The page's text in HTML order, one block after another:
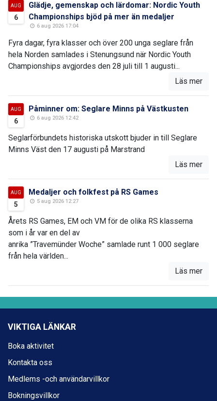
AUG
6
Glädje, gemenskap och lärdomar: Nordic Youth
Championships bjöd på mer än medaljer
6 aug 2026 17:04
Fyra dagar, fyra klasser och över 200 unga seglare från
hela Norden samlades i Stenungsund när Nordic Youth
Championships avgjordes den 28 juli till 1 augusti...
Läs mer
AUG
6
Påminner om: Seglare Minns på Västkusten
6 aug 2026 12:42
Seglarförbundets historiska utskott bjuder in till Seglare
Minns Väst den 17 augusti på Marstrand
Läs mer
AUG
5
Medaljer och folkfest på RS Games
5 aug 2026 12:27
Årets RS Games, EM och VM för de olika RS klasserna
som i år var en del av
anrika ”Travemünder Woche” samlade runt 1 000 seglare
från hela världen...
Läs mer
VIKTIGA LÄNKAR
Boka aktivitet
Kontakta oss
Medlems -och användarvillkor
Bokningsvillkor